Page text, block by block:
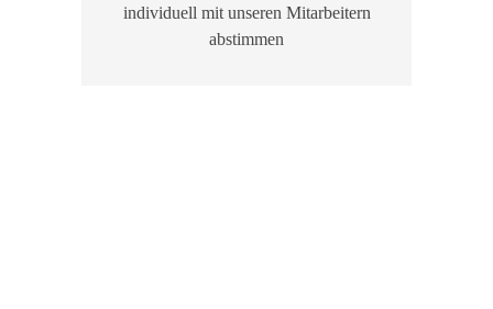
individuell mit unseren Mitarbeitern
abstimmen